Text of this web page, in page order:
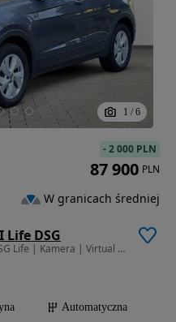
1 / 6
Life DSG
999 cm3 • 115 KM • 1.0 TSI 115KM DSG Life | Kamera | Virtual | Salon PL | FV23%
Automatyczna
-2 000 PLN
87 900 PLN
W granicach średniej